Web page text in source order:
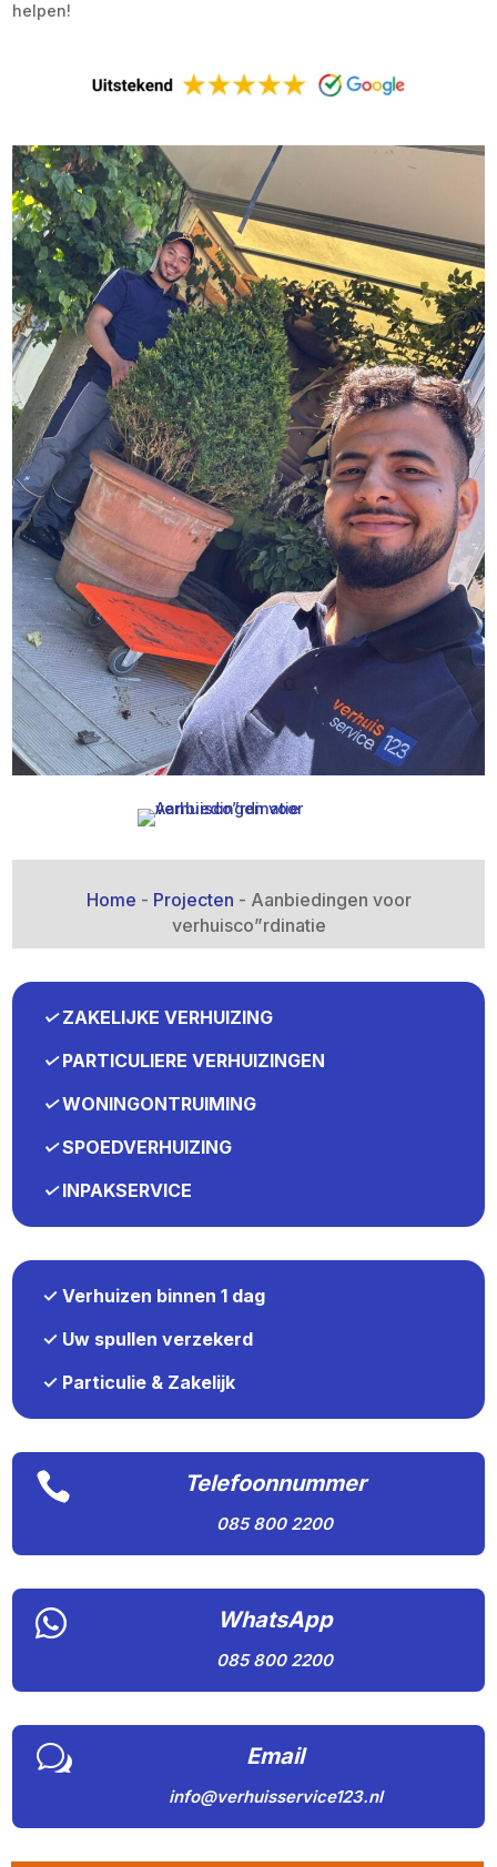
helpen!
Home - Projecten - Aanbiedingen voor
verhuisco”rdinatie
✓ZAKELIJKE VERHUIZING
✓PARTICULIERE VERHUIZINGEN
✓WONINGONTRUIMING
✓SPOEDVERHUIZING
✓INPAKSERVICE
✓ Verhuizen binnen 1 dag
✓ Uw spullen verzekerd
✓ Particulie & Zakelijk
 Telefoonnummer
085 800 2200
 WhatsApp
085 800 2200
w Email
info@verhuisservice123.nl